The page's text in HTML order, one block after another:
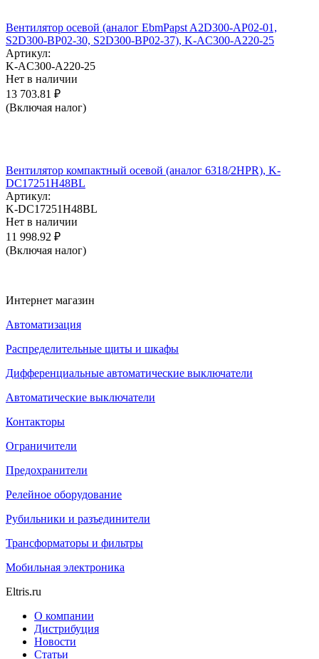
Вентилятор осевой (аналог EbmPapst A2D300-AP02-01,
S2D300-BP02-30, S2D300-BP02-37), K-AC300-A220-25
Артикул:
K-AC300-A220-25
Нет в наличии
13 703.81 ₽
(Включая налог)
Вентилятор компактный осевой (аналог 6318/2HPR), K-
DC17251H48BL
Артикул:
K-DC17251H48BL
Нет в наличии
11 998.92 ₽
(Включая налог)
Интернет магазин
Автоматизация
Распределительные щиты и шкафы
Дифференциальные автоматические выключатели
Автоматические выключатели
Контакторы
Ограничители
Предохранители
Релейное оборудование
Рубильники и разъединители
Трансформаторы и фильтры
Мобильная электроника
Eltris.ru
О компании
Дистрибуция
Новости
Статьи